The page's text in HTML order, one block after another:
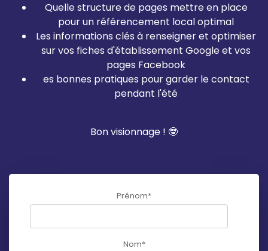
Quelle structure de pages mettre en place
pour un référencement local optimal
Les informations clés à renseigner et optimiser
sur vos fiches d'établissement Google et vos
pages Facebook
es bonnes pratiques pour garder le contact
pendant l'été
Bon visionnage ! 🤓
Prénom*
Nom*